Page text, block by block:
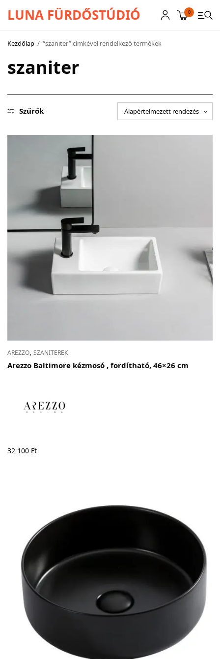
LUNA FÜRDŐSTÚDIÓ 0
Kezdőlap / “szaniter” címkével rendelkező termékek
szaniter
Szűrők
AREZZO, SZANITEREK
Arezzo Baltimore kézmosó , fordítható, 46×26 cm
32 100 Ft
CSAPTELEPEK
SCHWAB
KABINOK – TÁLCÁK
TOVÁBBI TERMÉKEK
BEMUTATÓTERMÜNK KÉPEKBEN
AKCIÓS TERMÉKEK
Adatvédelem
Garancia érvényesítése
Általános Szerződési Feltételek
Szállítási információk